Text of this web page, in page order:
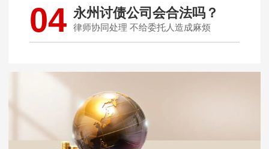
04 永州讨债公司会合法吗？
律师协同处理 不给委托人造成麻烦